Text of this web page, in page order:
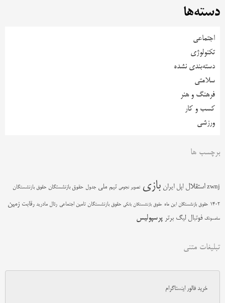
دسته‌ها
اجتماعی
تکنولوژی
دسته‌بندی نشده
سلامتی
فرهنگ و هنر
کسب و کار
ورزشی
برچسب ها
zwnj استقلال اپل ایران بازی تصویر نجومی تیم ملی جدول حقوق بازنشستگان حقوق بازنشستگان
1402 حقوق بازنشستگان این ماه حقوق بازنشستگان بانکی حقوق بازنشستگان تامین اجتماعی رئال مادرید رقابت زمین
سامسونگ فوتبال لیگ برتر پرسپولیس
تبلیغات متنی
خرید فالور اینستاگرام